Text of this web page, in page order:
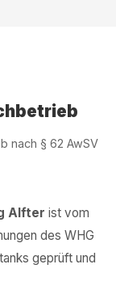
nach § 62 AwSV
Alfter ist vom
des WHG
geprüft und